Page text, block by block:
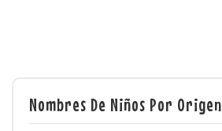
Nombres De Niños Por Origen